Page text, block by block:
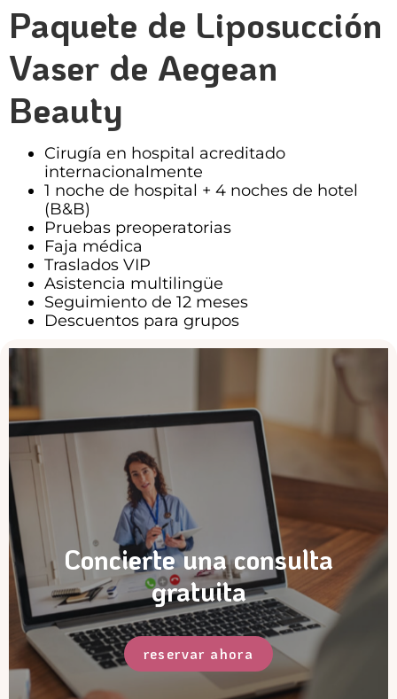
Paquete de Liposucción
Vaser de Aegean
Beauty
Cirugía en hospital acreditado
internacionalmente
1 noche de hospital + 4 noches de hotel
(B&B)
Pruebas preoperatorias
Faja médica
Traslados VIP
Asistencia multilingüe
Seguimiento de 12 meses
Descuentos para grupos
Concierte una consulta
gratuita
reservar ahora